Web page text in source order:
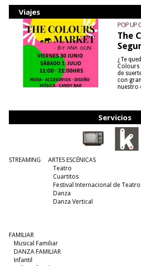
Viajes
POP UP
The
¿Te
Colours
de
con
nuestro
Servicios
STREAMING
ARTES ESCÉNICAS
Teatro
Cuartitos
Festival Internacional de Teatro
Danza
Danza Vertical
FAMILIAR
Musical Familiar
DANZA FAMILIAR
Infantil